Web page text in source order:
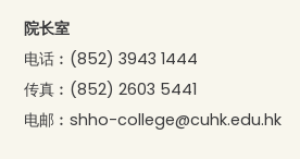
院长室
电话︰ (852) 3943 1444
传真︰ (852) 2603 5441
电邮︰shho-college@cuhk.edu.hk